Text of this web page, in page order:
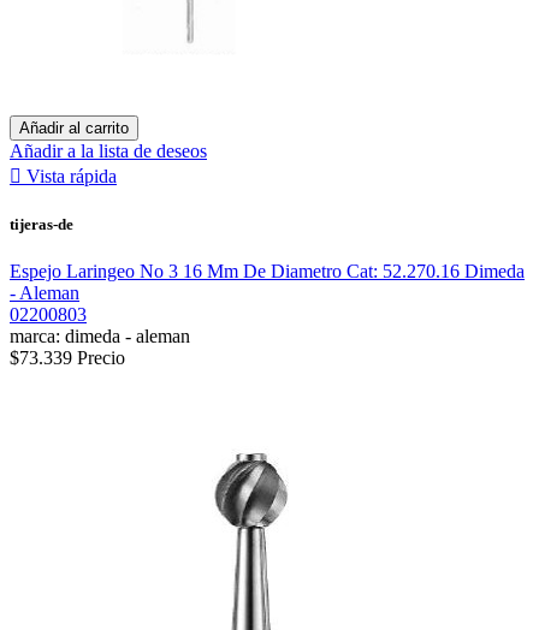
Añadir al carrito
Añadir a la lista de deseos
 Vista rápida
tijeras-de
Espejo Laringeo No 3 16 Mm De Diametro Cat: 52.270.16 Dimeda
- Aleman
02200803
marca: dimeda - aleman
$73.339 Precio